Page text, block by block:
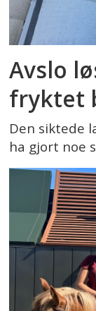
Avslo
fryktet
Den siktede
ha gjort noe